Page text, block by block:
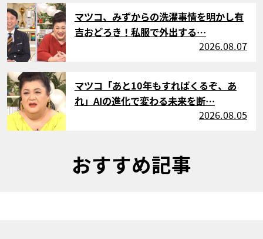
サムネイル
マツコ、みずからの洗濯事情を明かし有
吉おどろき！私服で外出する…
2026.08.07
サムネイル
マツコ「あと10年もすればくるぞ、あ
れ」AIの進化で変わる未来を断…
2026.08.05
おすすめ記事